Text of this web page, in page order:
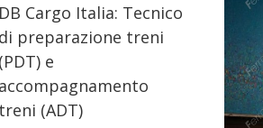
DB Cargo Italia: Tecnico
di preparazione treni
(PDT) e
accompagnamento
treni (ADT)